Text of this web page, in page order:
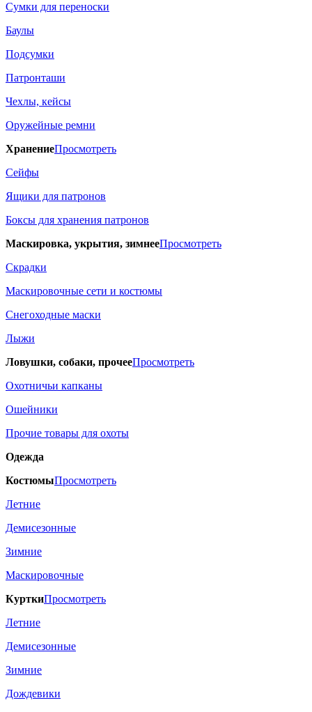
Сумки для переноски
Баулы
Подсумки
Патронташи
Чехлы, кейсы
Оружейные ремни
ХранениеПросмотреть
Сейфы
Ящики для патронов
Боксы для хранения патронов
Маскировка, укрытия, зимнееПросмотреть
Скрадки
Маскировочные сети и костюмы
Снегоходные маски
Лыжи
Ловушки, собаки, прочееПросмотреть
Охотничьи капканы
Ошейники
Прочие товары для охоты
Одежда
КостюмыПросмотреть
Летние
Демисезонные
Зимние
Маскировочные
КурткиПросмотреть
Летние
Демисезонные
Зимние
Дождевики